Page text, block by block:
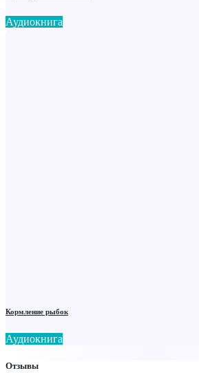
Аудиокнига
Кормление рыбок
Аудиокнига
Отзывы